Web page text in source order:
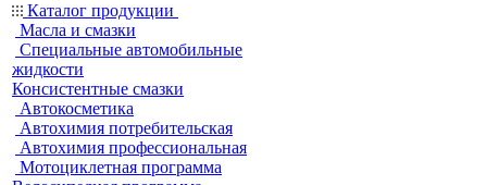
Каталог продукции
Масла и смазки
Специальные автомобильные
жидкости
Консистентные смазки
Автокосметика
Автохимия потребительская
Автохимия профессиональная
Мотоциклетная программа